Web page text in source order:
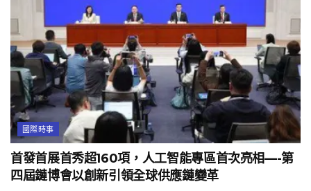
國際時事
首發首展首秀超160項，人工智能專區首次亮相—-第
四屆鏈博會以創新引領全球供應鏈變革